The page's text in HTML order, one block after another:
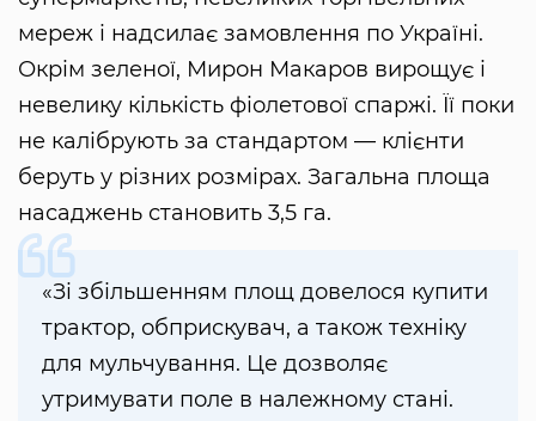
мереж і надсилає замовлення по Україні.
Окрім зеленої, Мирон Макаров вирощує і
невелику кількість фіолетової спаржі. Її поки
не калібрують за стандартом — клієнти
беруть у різних розмірах. Загальна площа
насаджень становить 3,5 га.
«Зі збільшенням площ довелося купити
трактор, обприскувач, а також техніку
для мульчування. Це дозволяє
утримувати поле в належному стані.